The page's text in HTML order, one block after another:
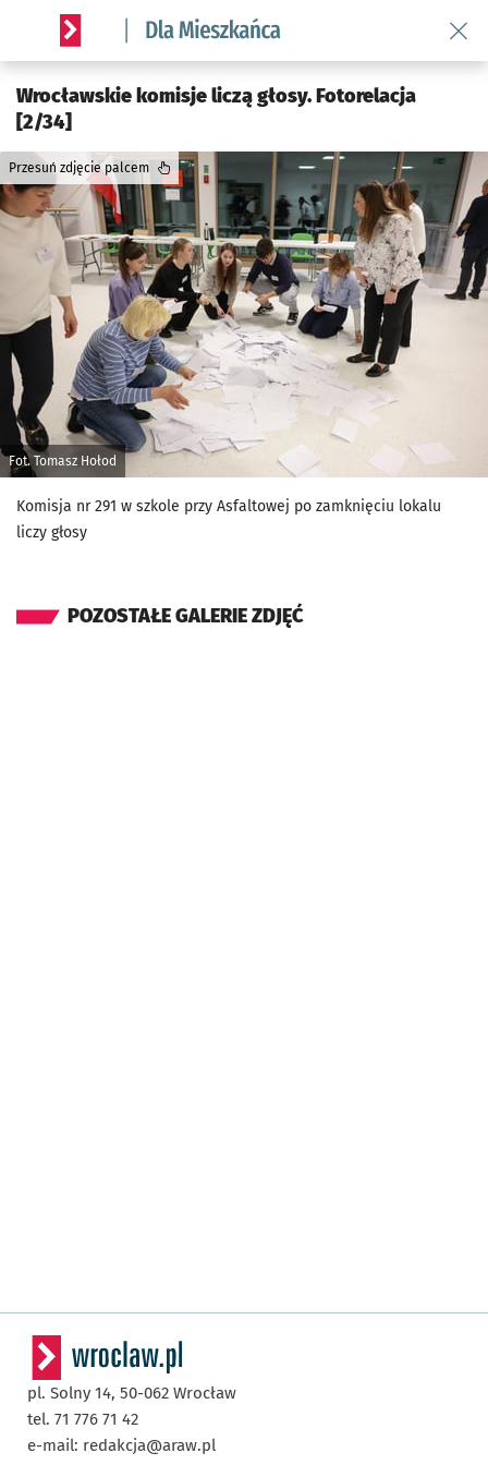
Serwis informacyjny wroclaw.pl podserwis: Dla mieszkańca
Wrocławskie komisje liczą głosy. Fotorelacja
[2/34]
Fot. Tomasz Hołod
Przesuń zdjęcie palcem
Komisja nr 291 w szkole przy Asfaltowej po zamknięciu lokalu
liczy głosy
POZOSTAŁE GALERIE ZDJĘĆ
pl. Solny 14, 50-062 Wrocław
tel. 71 776 71 42
e-mail: redakcja@araw.pl